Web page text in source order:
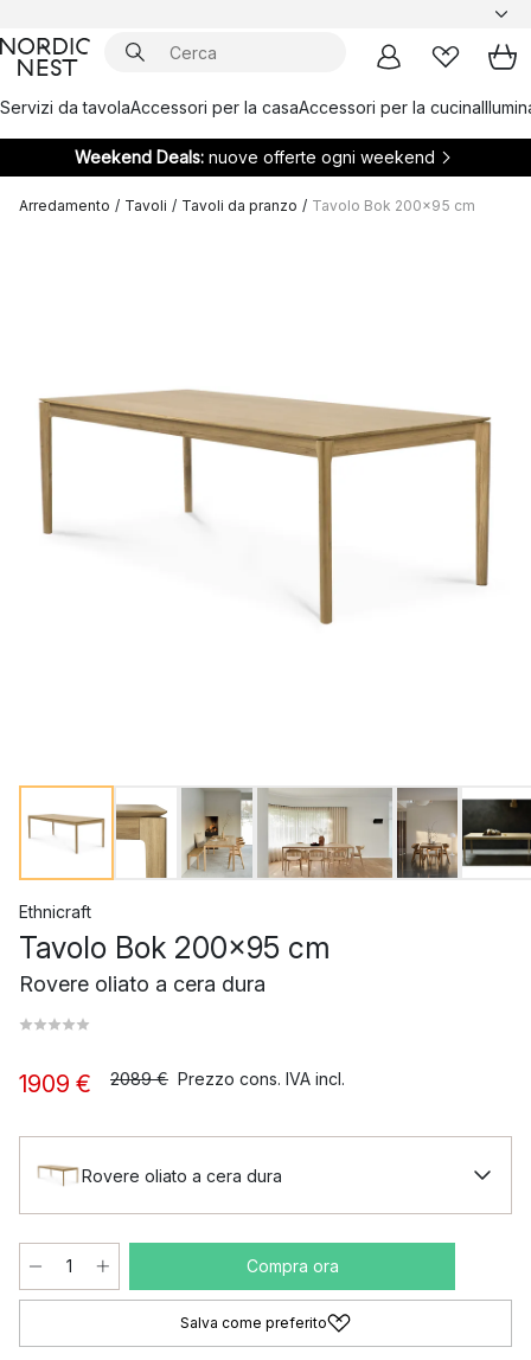
Servizi da tavolaAccessori per la casaAccessori per la cucina
Weekend Deals: nuove offerte ogni weekend
Arredamento / Tavoli / Tavoli da pranzo / Tavolo Bok 200x95 cm
Ethnicraft
Tavolo Bok 200x95 cm
Rovere oliato a cera dura
1909 € 2089 € Prezzo cons. IVA incl.
Rovere oliato a cera dura
Compra ora
Salva come preferito